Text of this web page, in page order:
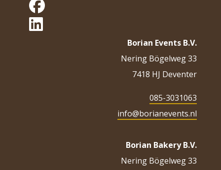
Borian Events B.V.
Nering Bögelweg 33
7418 HJ Deventer
085-3031063
info@borianevents.nl
Borian Bakery B.V.
Nering Bögelweg 33